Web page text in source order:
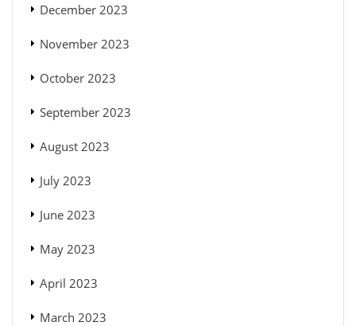
December 2023
November 2023
October 2023
September 2023
August 2023
July 2023
June 2023
May 2023
April 2023
March 2023